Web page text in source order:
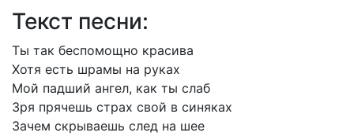
Текст песни:
Ты так беспомощно красива
Хотя есть шрамы на руках
Мой падший ангел, как ты слаб
Зря прячешь страх свой в синяках
Зачем скрываешь след на шее